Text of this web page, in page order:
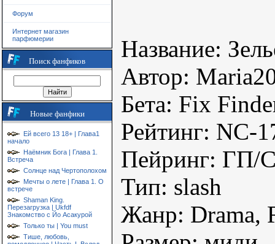
Форум
Интернет магазин
парфюмерии
Поиск фанфиков
Новые фанфики
Ей всего 13 18+ | Глава1
начало
Наёмник Бога | Глава 1.
Встреча
Солнце над Чертополохом
Мечты о лете | Глава 1. О
встрече
Shaman King.
Перезагрузка | Ukfdf
Знакомство с Йо Асакурой
Только ты | You must
Тише, любовь,
Название:
Автор:
Бета: Fix
Рейтинг: NC-
Пейринг:
Тип: slash
Жанр: Drama,